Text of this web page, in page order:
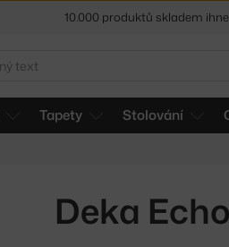
Tapety Stolování
Deka